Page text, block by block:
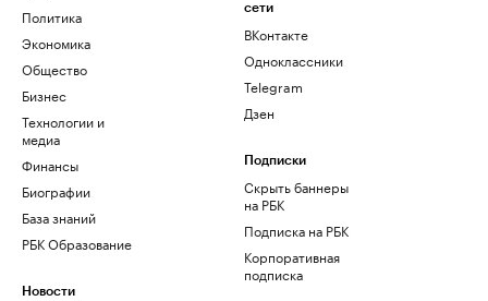
Политика
Экономика
Общество
Бизнес
Технологии и
медиа
Финансы
Биографии
База знаний
РБК Образование
Новости
сети
ВКонтакте
Одноклассники
Telegram
Дзен
Подписки
Скрыть баннеры
на РБК
Подписка на РБК
Корпоративная
подписка